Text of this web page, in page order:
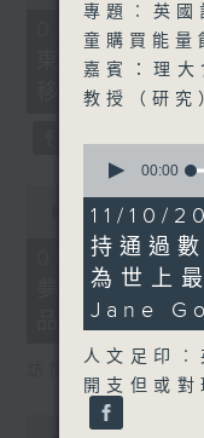
minutes,
seconds
08/08/
東戰事、墨
移師非洲多國
seconds
minutes,
seconds
00:00
08/08/
夢或干擾生
品稅令女性
訪問︰何雅莉（
專題︰英國
童購買能量
嘉賓：理
教授（研
seconds
22
minutes,
16
seconds
00:00
11/10/
持通過
為世上
Jane
人文足印
開支但或